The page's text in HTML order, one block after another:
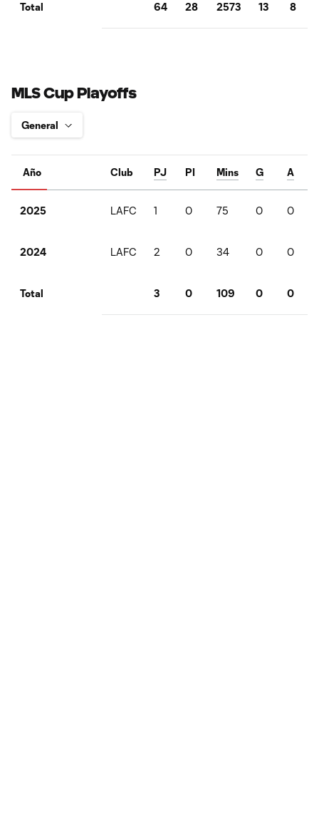
Total 64 28 2573 13 8
MLS Cup Playoffs
Año Club PJ PI Mins G A
2025 LAFC 1 0 75 0 0
2024 LAFC 2 0 34 0 0
Total 3 0 109 0 0